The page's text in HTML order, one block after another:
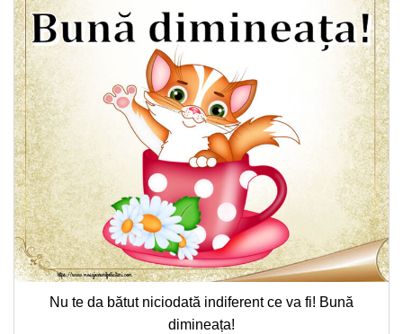
Nu te da bătut niciodată indiferent ce va fi! Bună
dimineața!